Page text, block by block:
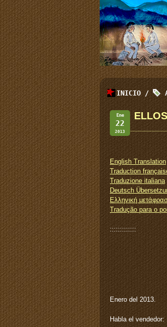
INICIO /
Ene
22
2013
English Translation
Traduction
Traduzione italiana
Deutsch
Ελληνική
Tradução para o
:::::::::::::
Enero del 2013.
Habla el vendedor: